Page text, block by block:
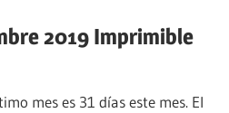
2019 Imprimible
mes es 31 días este mes. El